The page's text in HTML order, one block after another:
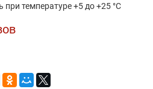
температуре +5 до +25 °С